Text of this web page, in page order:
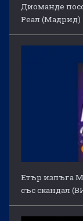
Диоманде
Реал (Мадрид)
Етър излъга
със скандал